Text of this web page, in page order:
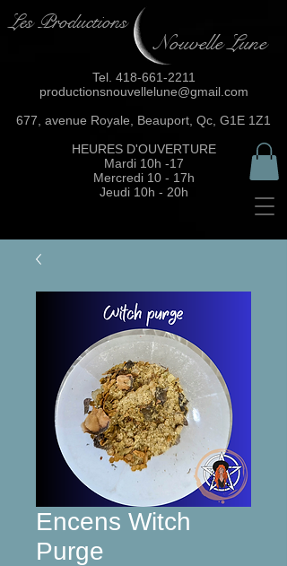
Les Productions
Nouvelle Lune
Tel. 418-661-2211
productionsnouvellelune@gmail.com
677, avenue Royale, Beauport, Qc, G1E 1Z1
HEURES D'OUVERTURE
Mardi 10h -17
Mercredi 10 - 17h
Jeudi 10h - 20h
Encens Witch
Purge